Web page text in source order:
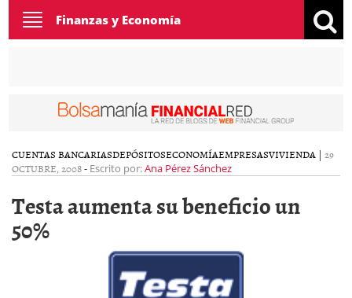
Toggle
navigation
Finanzas y Economía
CUENTAS BANCARIASDEPÓSITOSECONOMÍAEMPRESASVIVIENDA | 29
OCTUBRE, 2008- Escrito por:Ana Pérez Sánchez
Testa aumenta su beneficio un
50%